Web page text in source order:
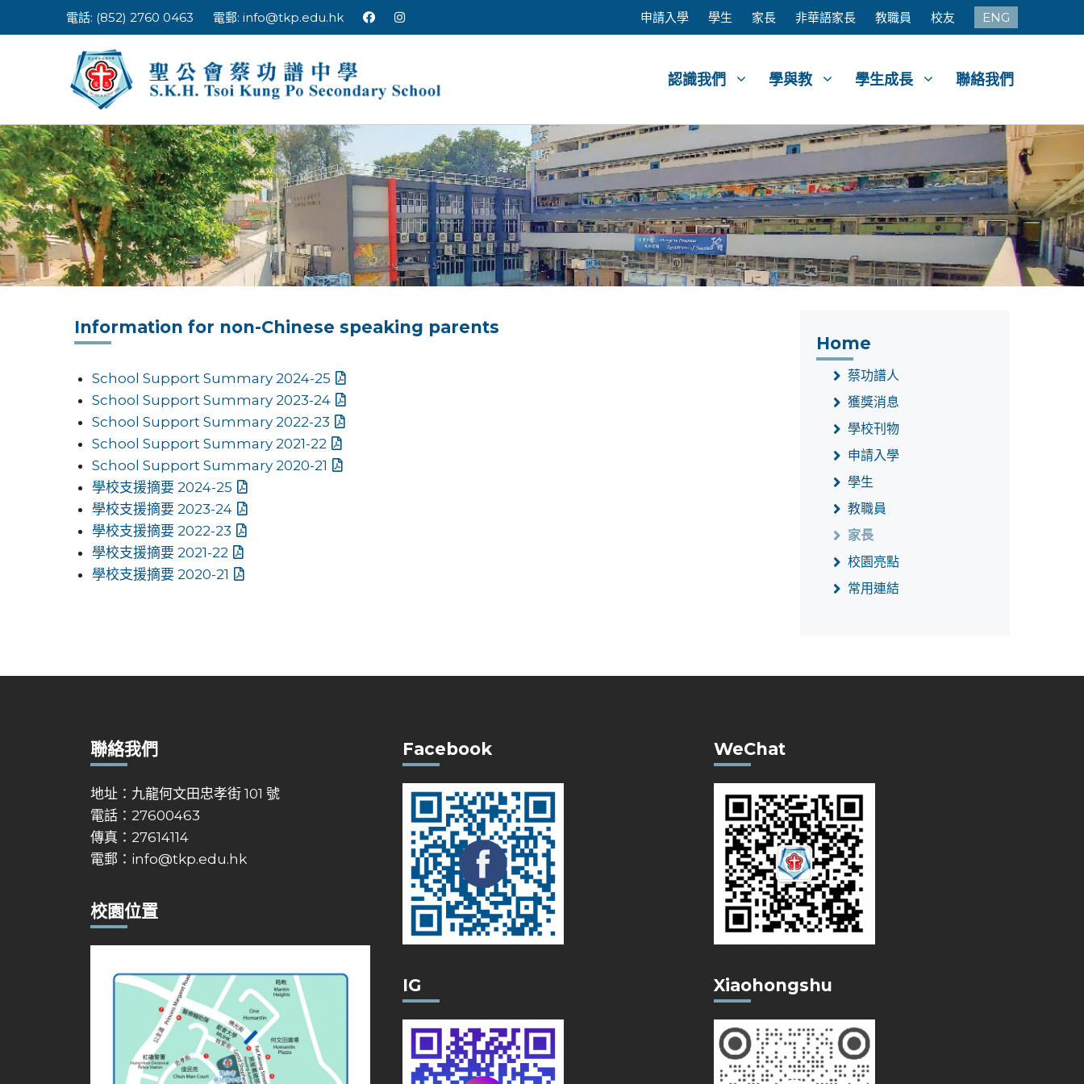
to
電話: (852) 2760 0463 電郵: info@tkp.edu.hk 申請入學 學生 家長 非華語家長 教職員 校友 ENG
認識我們 學與教 學生成長 聯絡我們
Information for non-Chinese speaking parents
School Support Summary 2024-25
School Support Summary 2023-24
School Support Summary 2022-23
School Support Summary 2021-22
School Support Summary 2020-21
學校支援摘要 2024-25
學校支援摘要 2023-24
學校支援摘要 2022-23
學校支援摘要 2021-22
學校支援摘要 2020-21
Home
蔡功譜人
獲獎消息
學校刊物
申請入學
學生
教職員
家長
校園亮點
常用連結
聯絡我們
地址：九龍何文田忠孝街 101 號
電話：27600463
傳真：27614114
電郵： info@tkp.edu.hk
校園位置
Facebook
IG
WeChat
Xiaohongshu